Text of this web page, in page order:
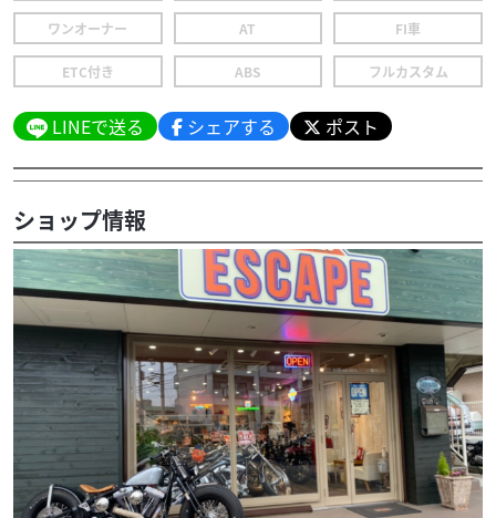
ワンオーナー AT FI車
ETC付き ABS フルカスタム
LINEで送る シェアする ポスト
ショップ情報